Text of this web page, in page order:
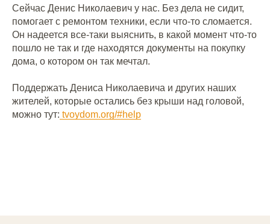
Сейчас Денис Николаевич у нас. Без дела не сидит,
помогает с ремонтом техники, если что-то сломается.
Он надеется все-таки выяснить, в какой момент что-то
пошло не так и где находятся документы на покупку
дома, о котором он так мечтал.⠀
Поддержать Дениса Николаевича и других наших
жителей, которые остались без крыши над головой,
можно тут: tvoydom.org/#help